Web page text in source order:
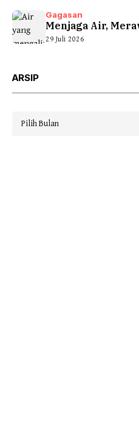
Gagasan
Menjaga Air,
29 Juli 2026
ARSIP
Arsip